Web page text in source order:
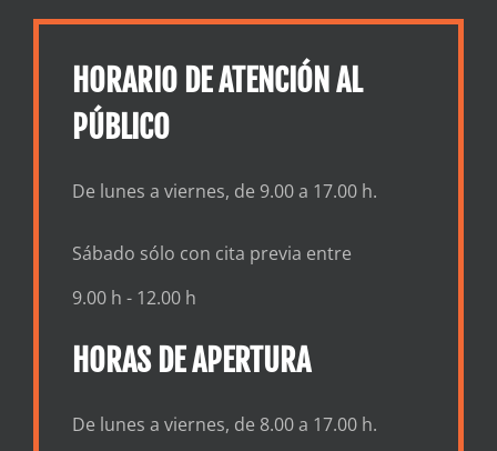
HORARIO DE ATENCIÓN AL
PÚBLICO
De lunes a viernes, de 9.00 a 17.00 h.
Sábado sólo con cita previa entre
9.00 h - 12.00 h
HORAS DE APERTURA
De lunes a viernes, de 8.00 a 17.00 h.